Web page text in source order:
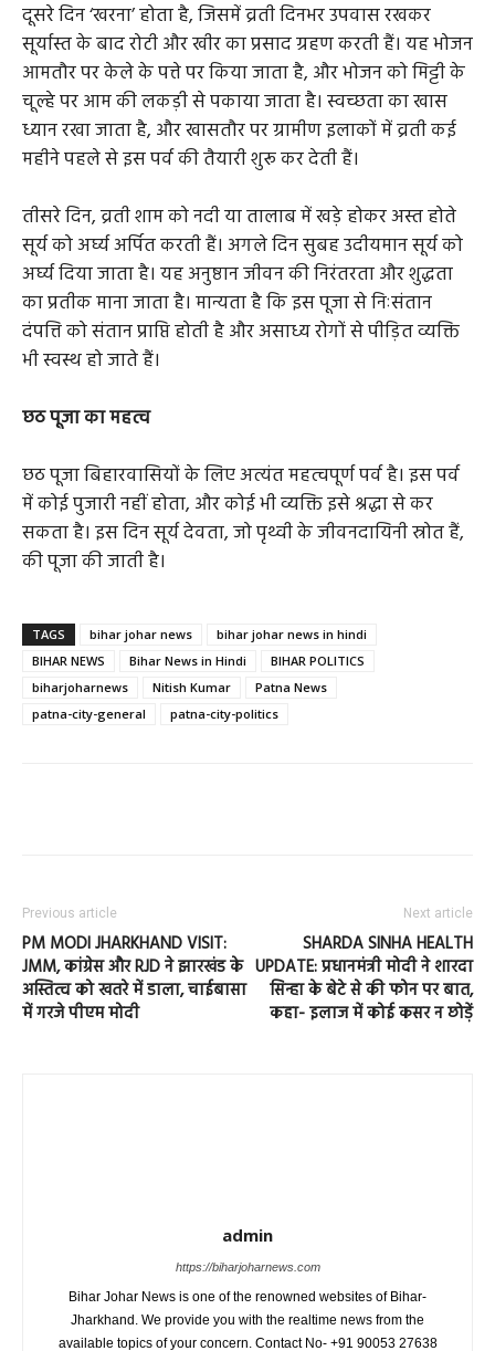
दूसरे दिन ‘खरना’ होता है, जिसमें व्रती दिनभर उपवास रखकर
सूर्यास्त के बाद रोटी और खीर का प्रसाद ग्रहण करती हैं। यह भोजन
आमतौर पर केले के पत्ते पर किया जाता है, और भोजन को मिट्टी के
चूल्हे पर आम की लकड़ी से पकाया जाता है। स्वच्छता का खास
ध्यान रखा जाता है, और खासतौर पर ग्रामीण इलाकों में व्रती कई
महीने पहले से इस पर्व की तैयारी शुरू कर देती हैं।
तीसरे दिन, व्रती शाम को नदी या तालाब में खड़े होकर अस्त होते
सूर्य को अर्घ्य अर्पित करती हैं। अगले दिन सुबह उदीयमान सूर्य को
अर्घ्य दिया जाता है। यह अनुष्ठान जीवन की निरंतरता और शुद्धता
का प्रतीक माना जाता है। मान्यता है कि इस पूजा से निःसंतान
दंपत्ति को संतान प्राप्ति होती है और असाध्य रोगों से पीड़ित व्यक्ति
भी स्वस्थ हो जाते हैं।
छठ पूजा का महत्व
छठ पूजा बिहारवासियों के लिए अत्यंत महत्वपूर्ण पर्व है। इस पर्व
में कोई पुजारी नहीं होता, और कोई भी व्यक्ति इसे श्रद्धा से कर
सकता है। इस दिन सूर्य देवता, जो पृथ्वी के जीवनदायिनी स्रोत हैं,
की पूजा की जाती है।
TAGS bihar johar news
bihar johar news in hindi
BIHAR NEWS
Bihar News in Hindi
BIHAR POLITICS
biharjoharnews
Nitish Kumar
Patna News
patna-city-general
patna-city-politics
Previous article
PM MODI JHARKHAND VISIT:
JMM, कांग्रेस और RJD ने झारखंड के
अस्तित्व को खतरे में डाला, चाईबासा
में गरजे पीएम मोदी
Next article
SHARDA SINHA HEALTH
UPDATE: प्रधानमंत्री मोदी ने शारदा
सिन्हा के बेटे से की फोन पर बात,
कहा- इलाज में कोई कसर न छोड़ें
admin
https://biharjoharnews.com
Bihar Johar News is one of the renowned websites of Bihar-
Jharkhand. We provide you with the realtime news from the
available topics of your concern. Contact No- +91 90053 27638